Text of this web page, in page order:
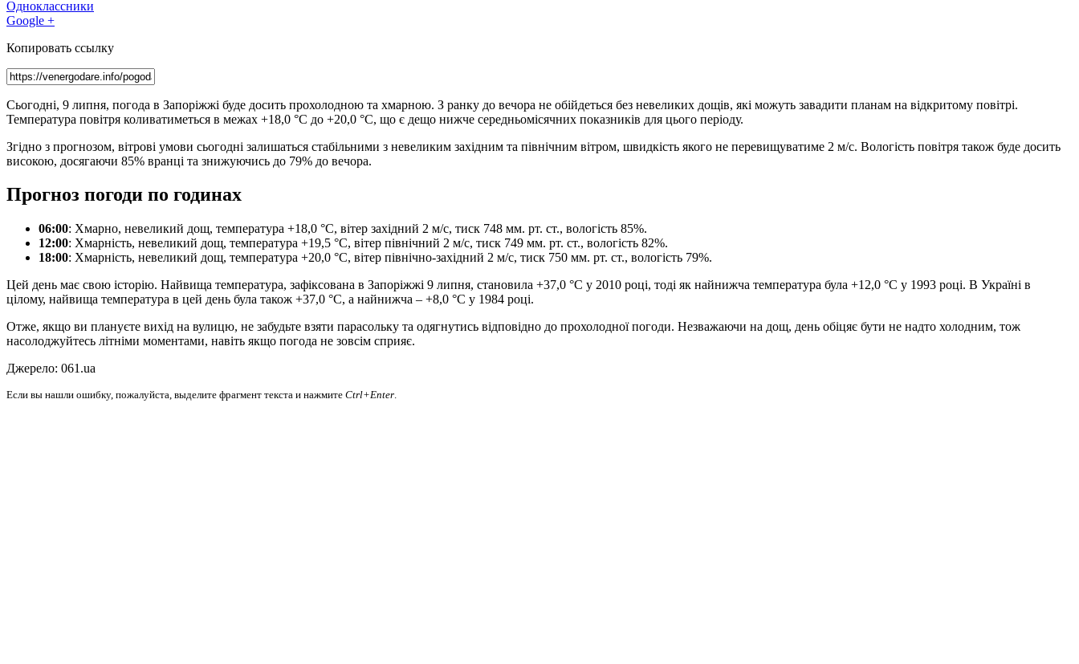
Одноклассники
Google +
Копировать ссылку
Сьогодні, 9 липня, погода в Запоріжжі буде досить прохолодною та хмарною. З ранку до вечора не обійдеться без невеликих дощів, які можуть завадити планам на відкритому повітрі.
Температура повітря коливатиметься в межах +18,0 °C до +20,0 °C, що є дещо нижче середньомісячних показників для цього періоду.
Згідно з прогнозом, вітрові умови сьогодні залишаться стабільними з невеликим західним та північним вітром, швидкість якого не перевищуватиме 2 м/с. Вологість повітря також буде досить
високою, досягаючи 85% вранці та знижуючись до 79% до вечора.
Прогноз погоди по годинах
06:00: Хмарно, невеликий дощ, температура +18,0 °C, вітер західний 2 м/с, тиск 748 мм. рт. ст., вологість 85%.
12:00: Хмарність, невеликий дощ, температура +19,5 °C, вітер північний 2 м/с, тиск 749 мм. рт. ст., вологість 82%.
18:00: Хмарність, невеликий дощ, температура +20,0 °C, вітер північно-західний 2 м/с, тиск 750 мм. рт. ст., вологість 79%.
Цей день має свою історію. Найвища температура, зафіксована в Запоріжжі 9 липня, становила +37,0 °C у 2010 році, тоді як найнижча температура була +12,0 °C у 1993 році. В Україні в
цілому, найвища температура в цей день була також +37,0 °C, а найнижча – +8,0 °C у 1984 році.
Отже, якщо ви плануєте вихід на вулицю, не забудьте взяти парасольку та одягнутись відповідно до прохолодної погоди. Незважаючи на дощ, день обіцяє бути не надто холодним, тож
насолоджуйтесь літніми моментами, навіть якщо погода не зовсім сприяє.
Джерело: 061.ua
Если вы нашли ошибку, пожалуйста, выделите фрагмент текста и нажмите Ctrl+Enter.